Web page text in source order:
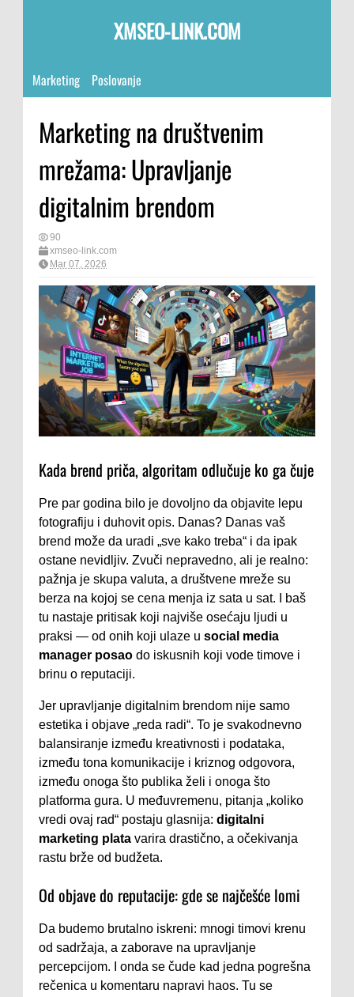
XMSEO-LINK.COM
Marketing Poslovanje
Marketing na društvenim
mrežama: Upravljanje
digitalnim brendom
90
xmseo-link.com
Mar 07, 2026
Kada brend priča, algoritam odlučuje ko ga čuje
Pre par godina bilo je dovoljno da objavite lepu
fotografiju i duhovit opis. Danas? Danas vaš
brend može da uradi „sve kako treba“ i da ipak
ostane nevidljiv. Zvuči nepravedno, ali je realno:
pažnja je skupa valuta, a društvene mreže su
berza na kojoj se cena menja iz sata u sat. I baš
tu nastaje pritisak koji najviše osećaju ljudi u
praksi — od onih koji ulaze u social media
manager posao do iskusnih koji vode timove i
brinu o reputaciji.
Jer upravljanje digitalnim brendom nije samo
estetika i objave „reda radi“. To je svakodnevno
balansiranje između kreativnosti i podataka,
između tona komunikacije i kriznog odgovora,
između onoga što publika želi i onoga što
platforma gura. U međuvremenu, pitanja „koliko
vredi ovaj rad“ postaju glasnija: digitalni
marketing plata varira drastično, a očekivanja
rastu brže od budžeta.
Od objave do reputacije: gde se najčešće lomi
Da budemo brutalno iskreni: mnogi timovi krenu
od sadržaja, a zaborave na upravljanje
percepcijom. I onda se čude kad jedna pogrešna
rečenica u komentaru napravi haos. Tu se